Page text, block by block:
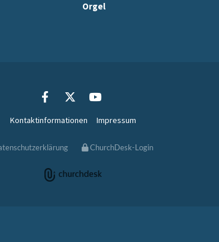
Orgel
Kontaktinformationen Impressum
ChurchDesk-Login